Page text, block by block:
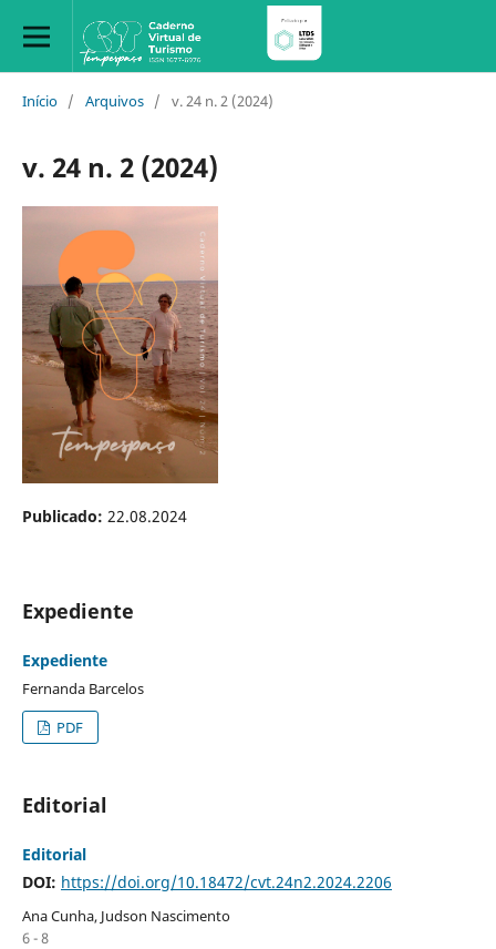
Início / Arquivos / v. 24 n. 2 (2024)
v. 24 n. 2 (2024)
Publicado: 22.08.2024
Expediente
Expediente
Fernanda Barcelos
PDF
Editorial
Editorial
DOI: https://doi.org/10.18472/cvt.24n2.2024.2206
Ana Cunha, Judson Nascimento
6 - 8